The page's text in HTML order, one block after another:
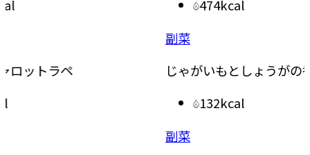
じゃがいもとしょうがの香りごまあえ